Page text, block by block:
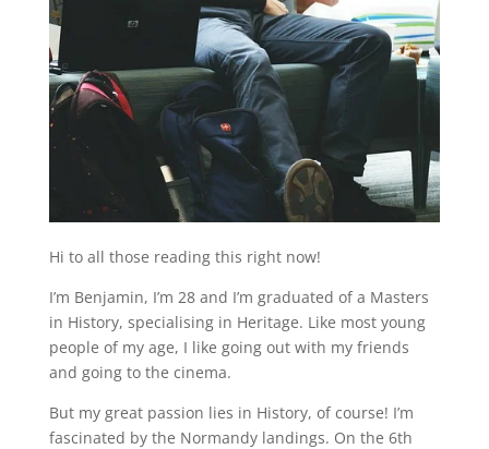
Hi to all those reading this right now!
I’m Benjamin, I’m 28 and I’m graduated of a Masters
in History, specialising in Heritage. Like most young
people of my age, I like going out with my friends
and going to the cinema.
But my great passion lies in History, of course! I’m
fascinated by the Normandy landings. On the 6th